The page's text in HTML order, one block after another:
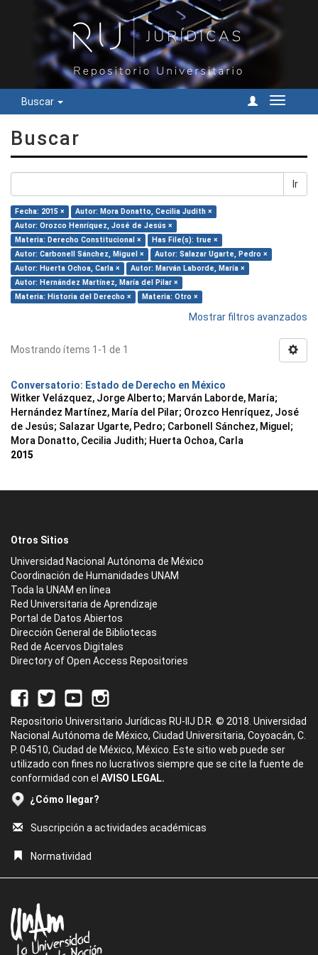
Buscar
Cambiar
Buscar
Ir
Fecha: 2015 ×
Autor: Mora Donatto, Cecilia Judith ×
Autor: Orozco Henríquez, José de Jesús ×
Materia: Derecho Constitucional ×
Has File(s): true ×
Autor: Carbonell Sánchez, Miguel ×
Autor: Salazar Ugarte, Pedro ×
Autor: Huerta Ochoa, Carla ×
Autor: Marván Laborde, María ×
Autor: Hernández Martínez, María del Pilar ×
Materia: Historia del Derecho ×
Materia: Otro ×
Mostrar filtros avanzados
Mostrando ítems 1-1 de 1
Conversatorio: Estado de Derecho en México
Witker Velázquez, Jorge Alberto; Marván Laborde, María;
Hernández Martínez, María del Pilar; Orozco Henríquez, José
de Jesús; Salazar Ugarte, Pedro; Carbonell Sánchez, Miguel ;
Mora Donatto, Cecilia Judith; Huerta Ochoa, Carla
2015
Otros Sitios
Universidad Nacional Autónoma de México
Coordinación de Humanidades UNAM
Toda la UNAM en línea
Red Universitaria de Aprendizaje
Portal de Datos Abiertos
Dirección General de Bibliotecas
Red de Acervos Digitales
Directory of Open Access Repositories
Repositorio Universitario Jurídicas RU-IIJ D.R. © 2018. Universidad
Nacional Autónoma de México, Ciudad Universitaria, Coyoacán, C.
P. 04510, Ciudad de México, México. Este sitio web puede ser
utilizado con fines no lucrativos siempre que se cite la fuente de
conformidad con el AVISO LEGAL.
¿Cómo llegar?
Suscripción a actividades académicas
Normatividad